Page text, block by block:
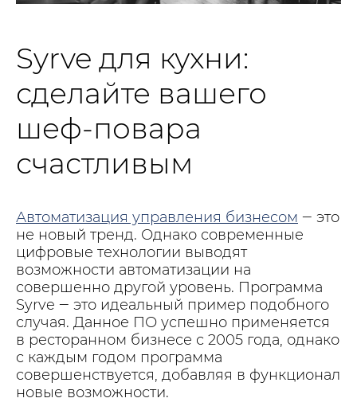
Syrve для кухни:
сделайте вашего
шеф-повара
счастливым
Автоматизация управления бизнесом ‒ это
не новый тренд. Однако современные
цифровые технологии выводят
возможности автоматизации на
совершенно другой уровень. Программа
Syrve ‒ это идеальный пример подобного
случая. Данное ПО успешно применяется
в ресторанном бизнесе с 2005 года, однако
с каждым годом программа
совершенствуется, добавляя в функционал
новые возможности.